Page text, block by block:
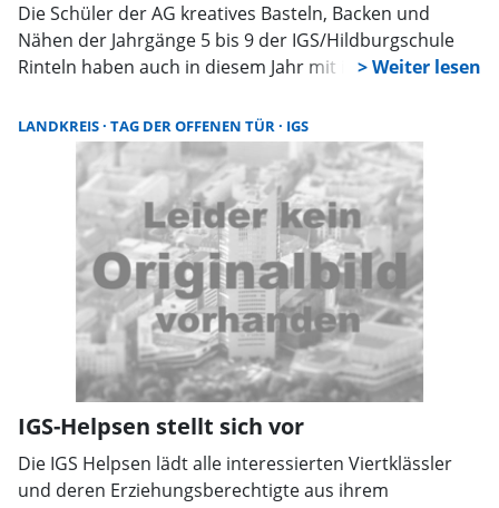
Die Schüler der AG kreatives Basteln, Backen und
Nähen der Jahrgänge 5 bis 9 der IGS/Hildburgschule
Rinteln haben auch in diesem Jahr mit ihrer
Donnerstag überreichten sie einen beeindruckenden
Betrag von 600 Euro an die Rintelner Silvesterinitiative.
Die feierliche Übergabe fand im Kluster C der Schule
statt, wo zahlreiche Kinder und die verantwortlichen
Lehrerinnen Frau Rothe, Frau Ladage und Frau van den
Boom, unterstützt von Frau Kaiser-Stedding, die vor
einigen Jahren die Idee zur Tombola hatte, den
Spendenscheck an Frau Antje Ueckermann von der
Silvesterinitiative überreichten.
LANDKREIS TAG DER OFFENEN TÜR IGS
IGS-Helpsen stellt sich vor
Die IGS Helpsen lädt alle interessierten Viertklässler
und deren Erziehungsberechtigte aus ihrem